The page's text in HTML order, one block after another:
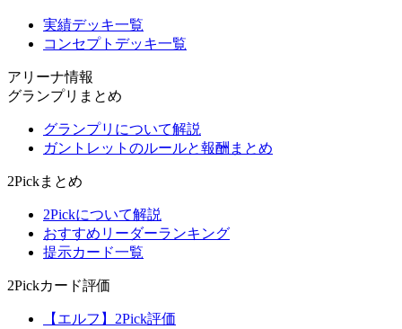
実績デッキ一覧
コンセプトデッキ一覧
アリーナ情報
グランプリまとめ
グランプリについて解説
ガントレットのルールと報酬まとめ
2Pickまとめ
2Pickについて解説
おすすめリーダーランキング
提示カード一覧
2Pickカード評価
【エルフ】2Pick評価